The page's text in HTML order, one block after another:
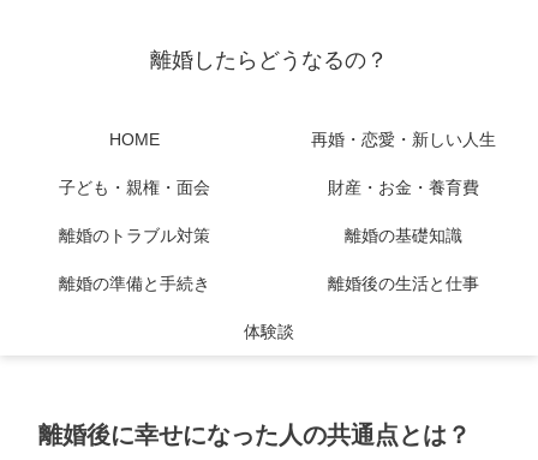
離婚したらどうなるの？
HOME 再婚・恋愛・新しい人生
子ども・親権・面会 財産・お金・養育費
離婚のトラブル対策 離婚の基礎知識
離婚の準備と手続き 離婚後の生活と仕事
体験談
離婚後に幸せになった人の共通点とは？